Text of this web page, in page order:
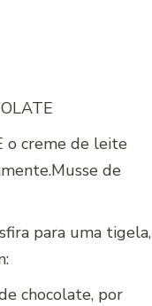
o creme de leite
de
para uma tigela,
chocolate, por